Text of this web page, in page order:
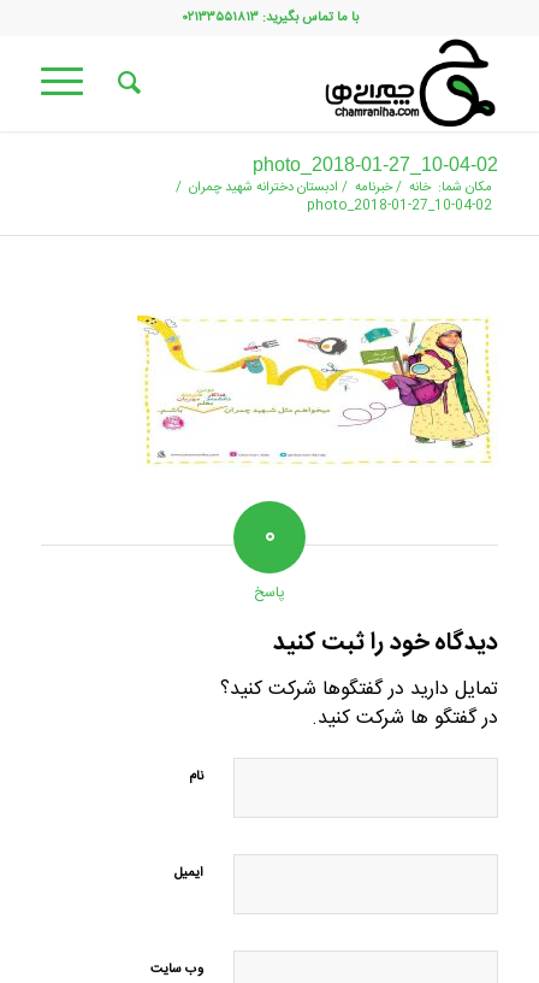
با ما تماس بگیرید: ۰۲۱۳۳۵۵۱۸۱۳
photo_2018-01-27_10-04-02
مکان شما: خانه /خبرنامه / ادبستان دخترانه شهید چمران /
photo_2018-01-27_10-04-02
۰
پاسخ
دیدگاه خود را ثبت کنید
تمایل دارید در گفتگوها شرکت کنید؟
در گفتگو ها شرکت کنید.
نام
ایمیل
وب‌ سایت